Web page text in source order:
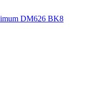
DM626 BK8